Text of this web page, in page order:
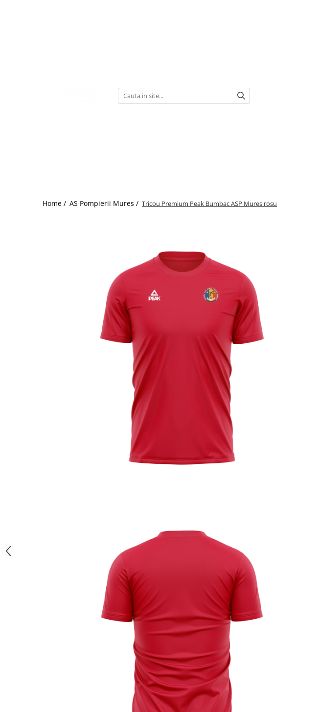
Home / AS Pompierii Mures / Tricou Premium Peak Bumbac ASP Mures rosu